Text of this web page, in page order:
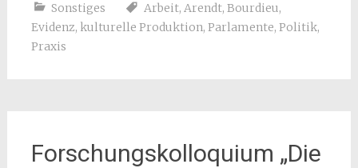
Sonstiges Arbeit, Arendt, Bourdieu,
Evidenz, kulturelle Produktion, Parlamente, Politik,
Praxis
Forschungskolloquium „Die